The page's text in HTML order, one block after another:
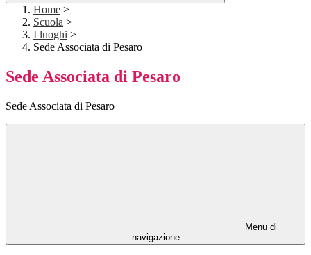
Home >
Scuola >
I luoghi >
Sede Associata di Pesaro
Sede Associata di Pesaro
Sede Associata di Pesaro
Menu di
navigazione